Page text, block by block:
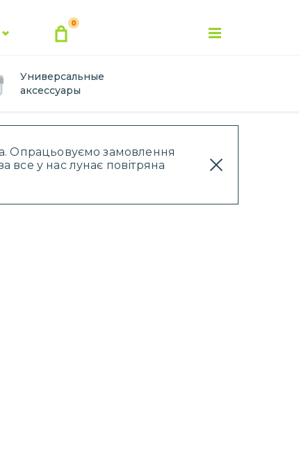
Опрацьовуємо замовлення
у нас лунає повітряна
0
Универсальные
аксессуары